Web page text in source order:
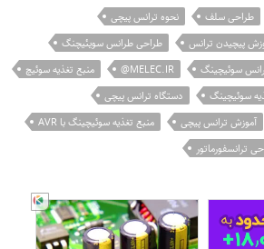
طراحی سلف
نحوه ترانس پیچی
پیچیدن ترانس
طراحی طرانس سویئیچنگ
سوئیچینگ MELEC.IR@
منبع تغذیه سوئیچ
سوئیچینگ
دستگاه ترانس پیچی
آموزش ترانس پیچی
منبع تغذیه سوئیچینگ با AVR
ترانسفورماتور